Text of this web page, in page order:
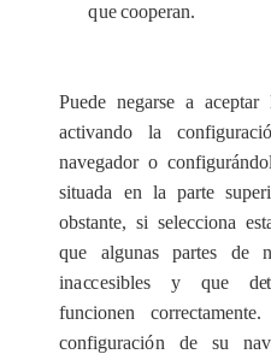
quecooperan.
Puede negarse aaceptar
activando la configurac
navegador oconfigurá
situada en la partesupe
obstante, siseleccionae
que algunaspartes de
inaccesibles y que de
funcionen correctame
configuración de su nav